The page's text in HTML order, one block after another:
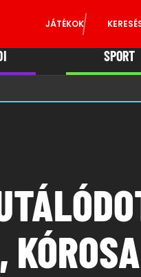
JÁTÉKOK
SPORT